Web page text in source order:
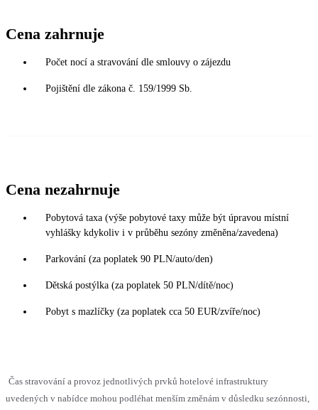
Cena zahrnuje
Počet nocí a stravování dle smlouvy o zájezdu
Pojištění dle zákona č. 159/1999 Sb.
Cena nezahrnuje
Pobytová taxa (výše pobytové taxy může být úpravou místní
vyhlášky kdykoliv i v průběhu sezóny změněna/zavedena)
Parkování (za poplatek 90 PLN/auto/den)
Dětská postýlka (za poplatek 50 PLN/dítě/noc)
Pobyt s mazlíčky (za poplatek cca 50 EUR/zvíře/noc)
Čas stravování a provoz jednotlivých prvků hotelové infrastruktury
uvedených v nabídce mohou podléhat menším změnám v důsledku sezónnosti,